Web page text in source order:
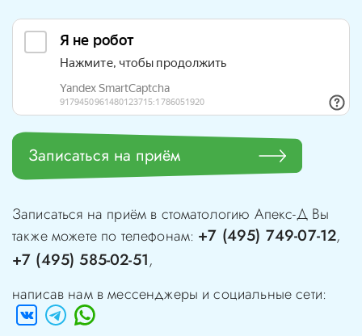
Записаться на приём
Записаться на приём в стоматологию Апекс-ДВы
также можете по телефонам: +7 (495) 749-07-12,
+7 (495) 585-02-51,
написав нам в мессенджеры и социальные сети: